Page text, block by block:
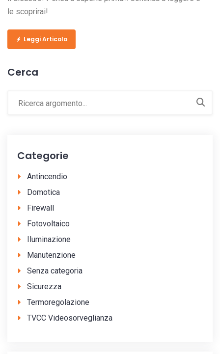
le scoprirai!
Leggi Articolo
Cerca
Categorie
Antincendio
Domotica
Firewall
Fotovoltaico
Iluminazione
Manutenzione
Senza categoria
Sicurezza
Termoregolazione
TVCC Videosorveglianza